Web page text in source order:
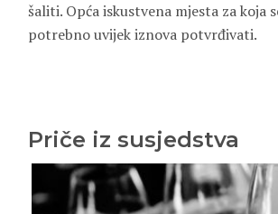
šaliti. Opća iskustvena mjesta za koja
potrebno uvijek iznova potvrđivati.
Priče iz susjedstva